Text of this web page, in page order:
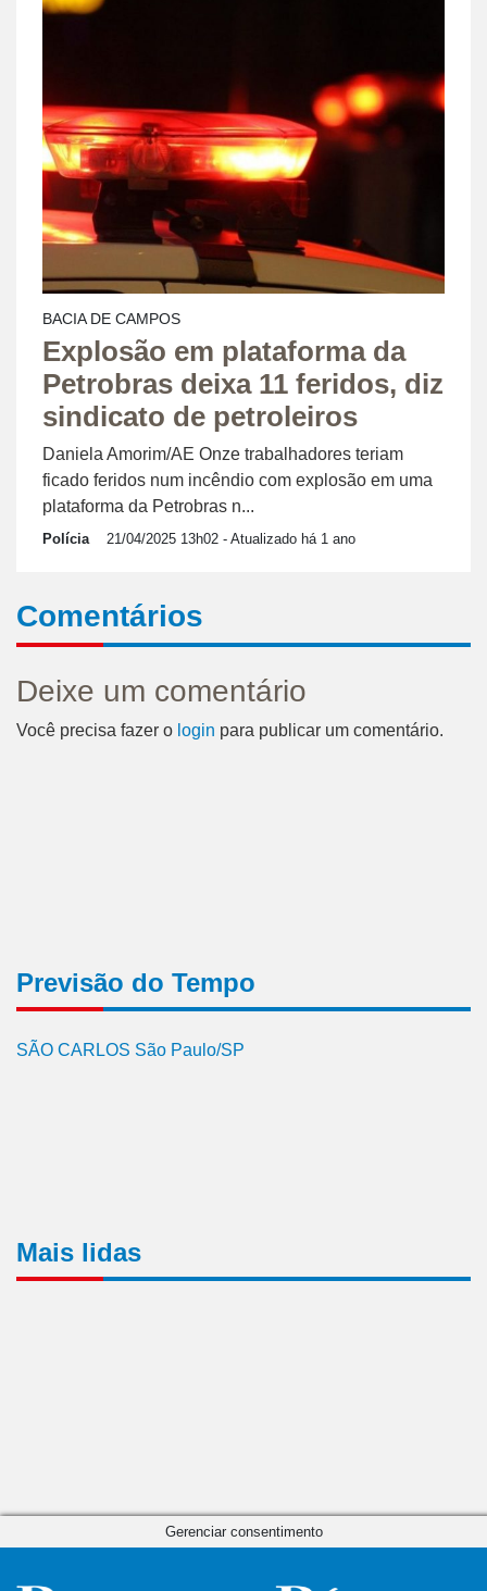
BACIA DE CAMPOS
Explosão em plataforma da
Petrobras deixa 11 feridos, diz
sindicato de petroleiros
Daniela Amorim/AE Onze trabalhadores teriam
ficado feridos num incêndio com explosão em uma
plataforma da Petrobras n...
Polícia 21/04/2025 13h02 - Atualizado há 1 ano
Comentários
Deixe um comentário
Você precisa fazer o login para publicar um comentário.
Previsão do Tempo
SÃO CARLOS São Paulo/SP
Mais lidas
Gerenciar consentimento